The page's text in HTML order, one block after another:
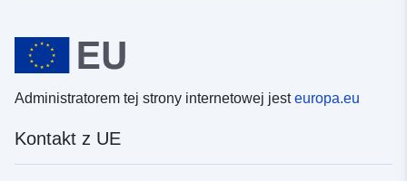
Administratorem tej strony internetowej jesteuropa.eu
Kontakt z UE